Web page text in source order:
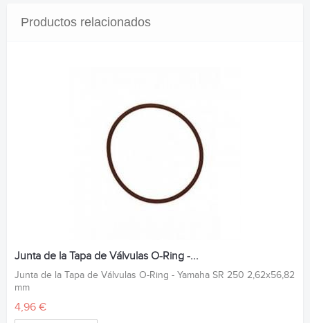
Productos relacionados
Junta de la Tapa de Válvulas O-Ring -...
Junta de la Tapa de Válvulas O-Ring - Yamaha SR 250 2,62x56,82
mm
4,96 €